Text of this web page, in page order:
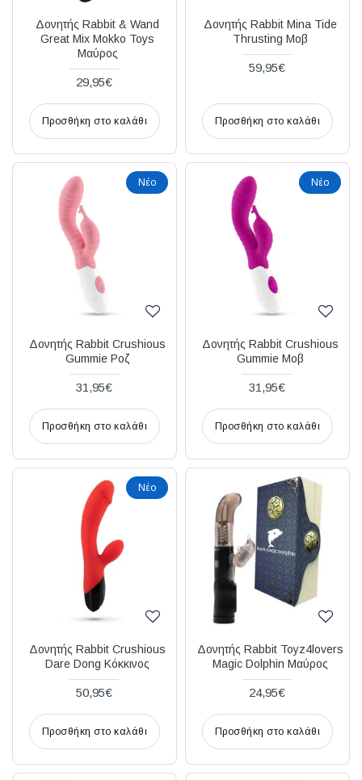
επιλογές
Δονητής Rabbit & Wand
Great Mix Mokko Toys
Μαύρος
29,95€
Προσθήκη στο καλάθι
Δονητής Rabbit Mina Tide
Thrusting Μοβ
59,95€
Προσθήκη στο καλάθι
Νέο
Δονητής Rabbit Crushious
Gummie Ροζ
31,95€
Προσθήκη στο καλάθι
Νέο
Δονητής Rabbit Crushious
Gummie Μοβ
31,95€
Προσθήκη στο καλάθι
Νέο
Δονητής Rabbit Crushious
Dare Dong Κόκκινος
50,95€
Προσθήκη στο καλάθι
Δονητής Rabbit Toyz4lovers
Magic Dolphin Μαύρος
24,95€
Προσθήκη στο καλάθι